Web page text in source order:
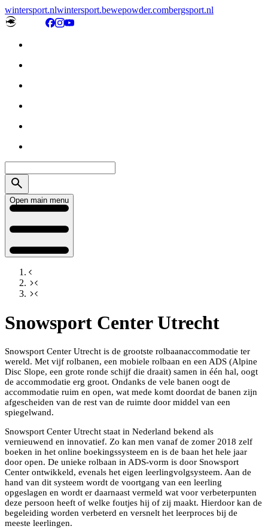
wintersport.nlwintersport.bewepowder.combergsport.nl
Open main menu
Snowsport Center Utrecht
Snowsport Center Utrecht is de grootste rolbaanaccommodatie ter
wereld. Met vijf rolbanen, een mobiele rolbaan en een ADS (Alpine
Disc Slope, een grote ronde schijf die draait) samen in één hal, oogt
de accommodatie erg groot. Ondanks de vele banen oogt de
accommodatie ruim en open, wat mede komt doordat de banen zijn
afgescheiden van de rest van de ruimte door middel van een
spiegelwand.
Snowsport Center Utrecht staat in Nederland bekend als
vernieuwend en innovatief. Zo kan men vanaf de zomer 2018 zelf
boeken in het online boekingssysteem en is de baan het hele jaar
door open. De unieke rolbaan in ADS-vorm is door Snowsport
Center ontwikkeld, evenals het eigen leerlingvolgsysteem. Aan de
hand van dit systeem wordt de voortgang van een leerling
opgeslagen en wordt er daarnaast vermeld wat voor verbeterpunten
deze persoon heeft of welke foutjes hij of zij maakt. Hierdoor kan de
begeleiding worden verbeterd en versnelt het leerproces bij de
meeste leerlingen.